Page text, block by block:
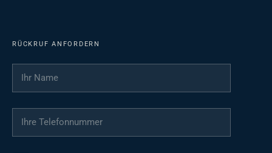
RÜCKRUF ANFORDERN
Ihr Name
Ihre Telefonnummer